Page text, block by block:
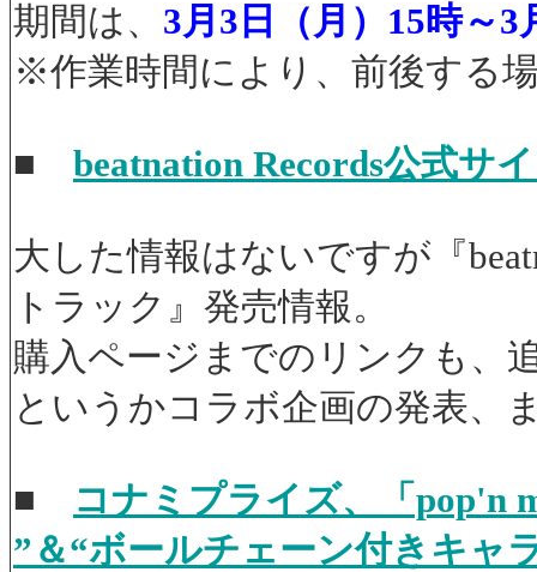
期間は、 3月3日（月）15時～3
※作業時間により、前後する
■ beatnation Records公式サ
大した情報はないですが『
トラック』発売情報。
購入ページまでのリンクも、
というかコラボ企画の発表、
■
コナミプライズ、「pop'n
”＆“ボールチェーン付きキャ